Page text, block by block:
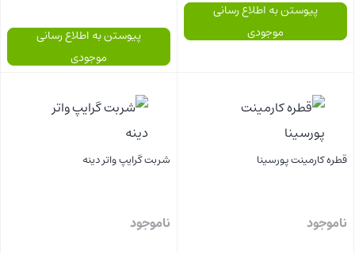
پیوستن به اطلاع رسانی
موجودی
پیوستن به اطلاع رسانی
موجودی
قطره کارمینت پورسینا
ناموجود
شربت گرایپ واتر دینه
ناموجود